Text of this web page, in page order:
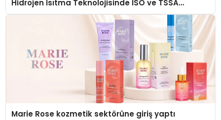
Hidrojen Isıtma Teknolojisinde ISO ve TSSA
Düzenleyici Onaylarını Aldı
Marie Rose kozmetik sektörüne giriş yaptı